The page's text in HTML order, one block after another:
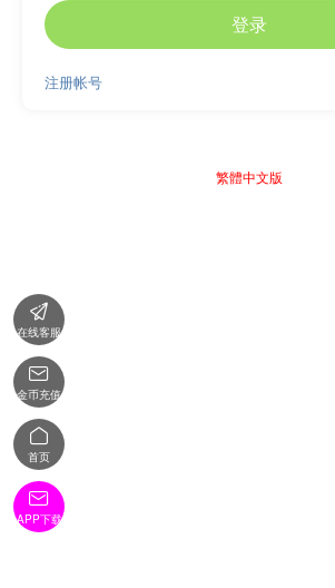
登录
注册帐号
繁體中文版

在线客服

金币充值

首页

APP下载